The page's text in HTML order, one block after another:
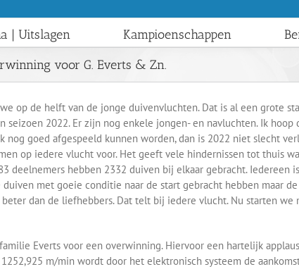
| Uitslagen Kampioenschappen
voor G. Everts & Zn.
op de helft van de jonge duivenvluchten. Dat is al een grote
seizoen 2022. Er zijn nog enkele jongen- en navluchten. Ik hoop
nog goed afgespeeld kunnen worden, dan is 2022 niet slecht
op iedere vlucht voor. Het geeft vele hindernissen tot thuis
deelnemers hebben 2332 duiven bij elkaar gebracht. Iedereen
met goeie conditie naar de start gebracht hebben maar de
dan de liefhebbers. Dat telt bij iedere vlucht. Nu starten we
Everts voor een overwinning. Hiervoor een hartelijk
m/min wordt door het elektronisch systeem de